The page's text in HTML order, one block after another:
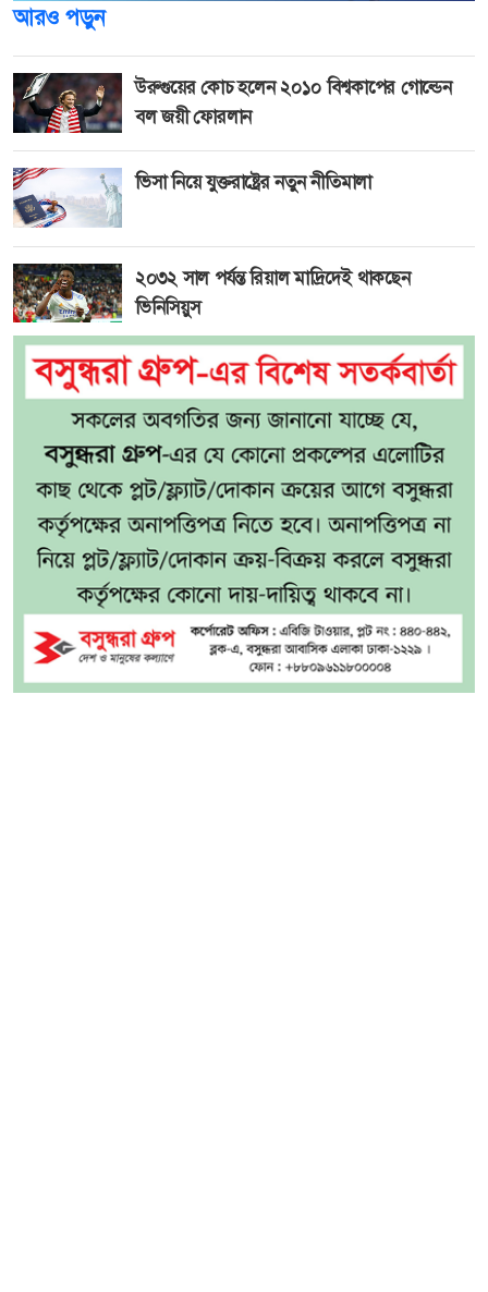
আরও পড়ুন
উরুগুয়ের কোচ হলেন ২০১০ বিশ্বকাপের গোল্ডেন
বল জয়ী ফোরলান
ভিসা নিয়ে যুক্তরাষ্ট্রের নতুন নীতিমালা
২০৩২ সাল পর্যন্ত রিয়াল মাদ্রিদেই থাকছেন
ভিনিসিয়ুস